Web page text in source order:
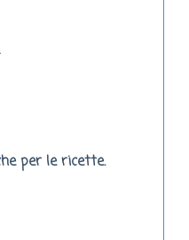
per le ricette.